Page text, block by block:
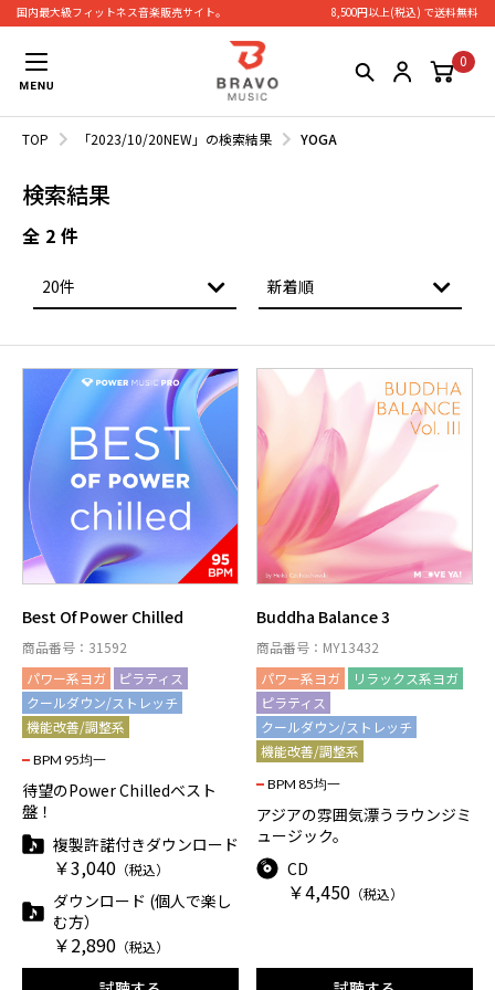
国内最大級フィットネス⾳楽販売サイト。 8,500円以上(税込) で送料無料
0
TOP 「2023/10/20NEW」の検索結果 YOGA
検索結果
全 2 件
Best Of Power Chilled
商品番号：31592
パワー系ヨガ
ピラティス
クールダウン/ストレッチ
機能改善/調整系
BPM 95均一
待望のPower Chilledベスト
盤！
複製許諾付きダウンロード
￥3,040 （税込）
ダウンロード (個人で楽し
む方）
￥2,890 （税込）
Buddha Balance 3
商品番号：MY13432
パワー系ヨガ
リラックス系ヨガ
ピラティス
クールダウン/ストレッチ
機能改善/調整系
BPM 85均一
アジアの雰囲気漂うラウンジミ
ュージック。
CD
￥4,450 （税込）